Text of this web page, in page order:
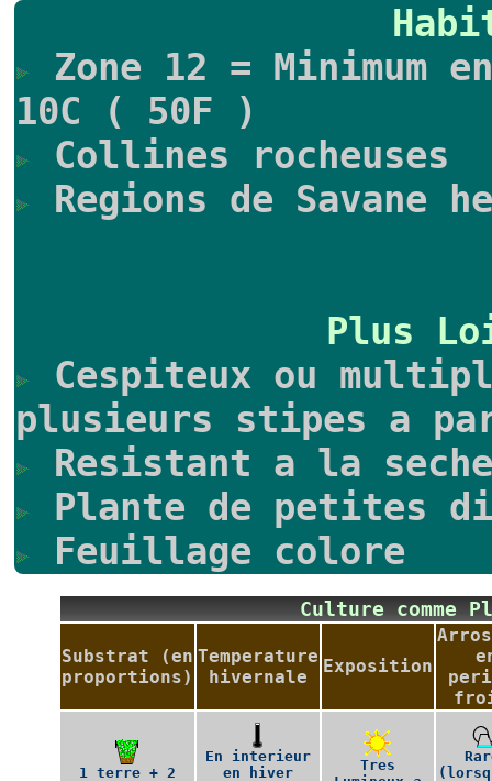
Zone 12 = Minimum
10C ( 50F )
Collines rocheuses
Regions de Savane
Plus
Cespiteux ou
plusieurs stipes a
Resistant a la
Plante de petites
Feuillage colore
Culture
Substrat (en
proportions)
Temperature
hivernale
Exposition
1 terre + 2
En interieur
en hiver
Tres